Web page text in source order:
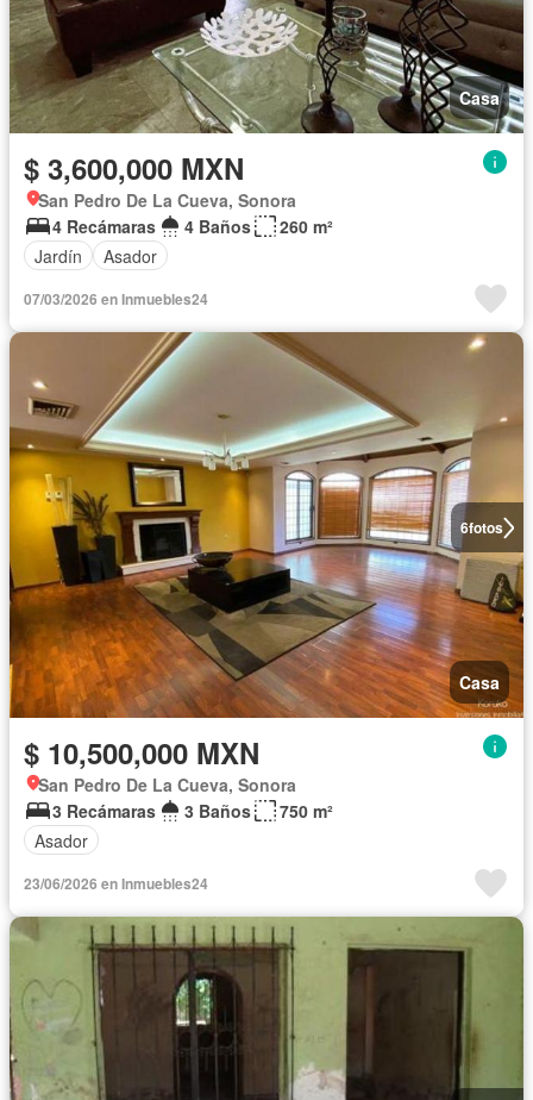
Casa
$ 3,600,000 MXN
San Pedro De La Cueva, Sonora
4 Recámaras
4 Baños
260 m²
Jardín
Asador
07/03/2026 en Inmuebles24
6fotos
Casa
$ 10,500,000 MXN
San Pedro De La Cueva, Sonora
3 Recámaras
3 Baños
750 m²
Asador
23/06/2026 en Inmuebles24